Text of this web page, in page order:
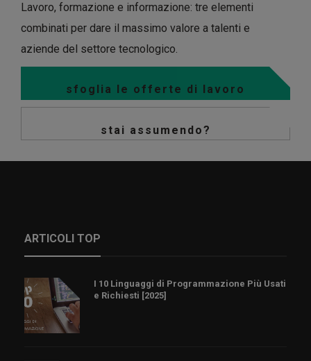
Lavoro, formazione e informazione: tre elementi
combinati per dare il massimo valore a talenti e
aziende del settore tecnologico.
sfoglia le offerte di lavoro
stai assumendo?
ARTICOLI TOP
I 10 Linguaggi di Programmazione Più Usati
e Richiesti [2025]